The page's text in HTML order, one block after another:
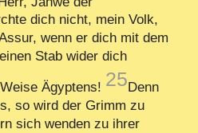
dich nicht, mein Volk,
wenn er dich mit dem
Stab wider dich
Ägyptens! 25Denn
so wird der Grimm zu
sich wenden zu ihrer